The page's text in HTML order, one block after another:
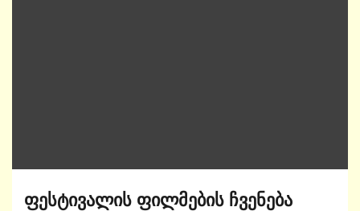
ფესტივალის ფილმების ჩვენება